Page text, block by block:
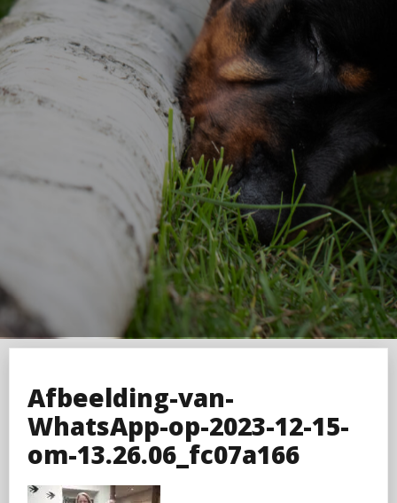
Afbeelding-van-
WhatsApp-op-2023-12-15-
om-13.26.06_fc07a166